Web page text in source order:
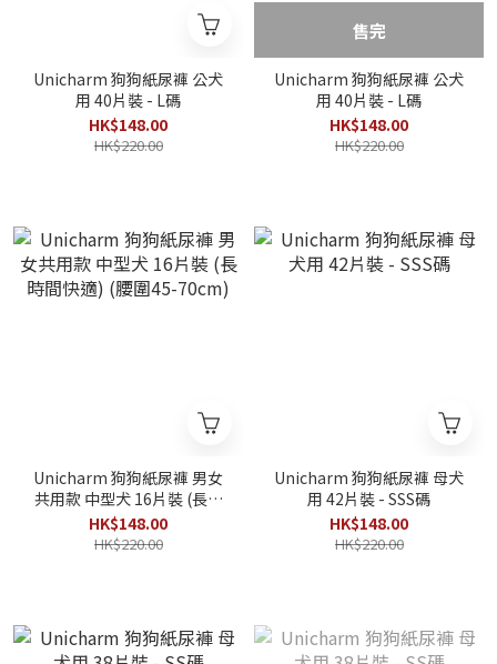
Unicharm 狗狗紙尿褲 公犬
用 40片裝 - L碼
HK$148.00
HK$220.00
售完
Unicharm 狗狗紙尿褲 公犬
用 40片裝 - L碼
HK$148.00
HK$220.00
Unicharm 狗狗紙尿褲 男女
共用款 中型犬 16片裝 (長時
間快適) (腰圍45-70cm)
HK$148.00
HK$220.00
Unicharm 狗狗紙尿褲 母犬
用 42片裝 - SSS碼
HK$148.00
HK$220.00